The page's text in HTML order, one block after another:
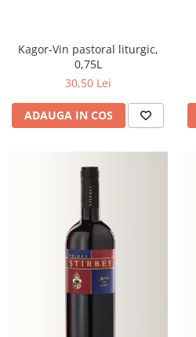
Kagor-Vin pastoral liturgic,
0,75L
30,50 Lei
ADAUGA IN COS